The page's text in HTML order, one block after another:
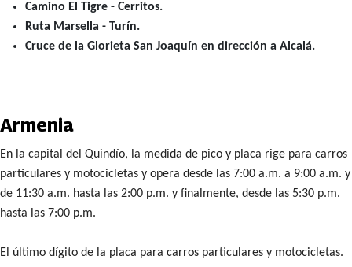
Camino El Tigre - Cerritos.
Ruta Marsella - Turín.
Cruce de la Glorieta San Joaquín en dirección a Alcalá.
Armenia
En la capital del Quindío, la medida de pico y placa rige para carros
particulares y motocicletas y opera desde las 7:00 a.m. a 9:00 a.m. y
de 11:30 a.m. hasta las 2:00 p.m. y finalmente, desde las 5:30 p.m.
hasta las 7:00 p.m.
El último dígito de la placa para carros particulares y motocicletas.